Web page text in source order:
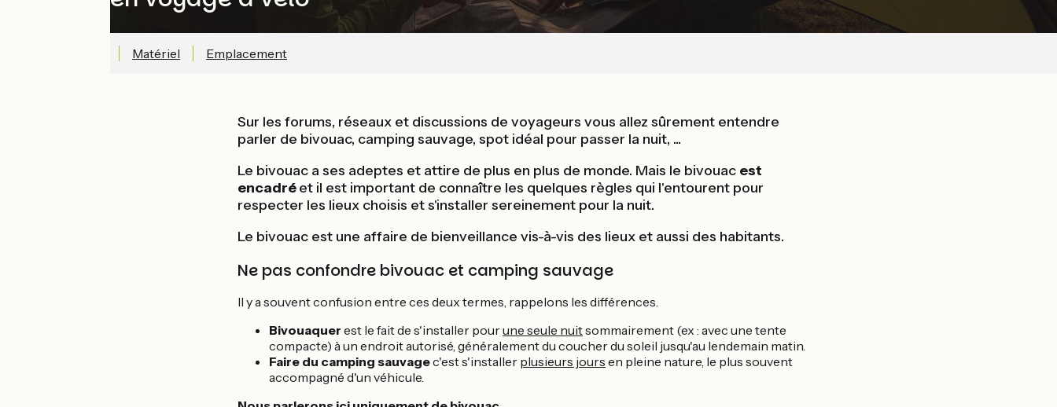
Matériel Emplacement
Sur les forums, réseaux et discussions de voyageurs vous allez sûrement entendre
parler de bivouac, camping sauvage, spot idéal pour passer la nuit, ...
Le bivouac a ses adeptes et attire de plus en plus de monde. Mais le bivouac est
encadréet il est important de connaître les quelques règles qui l'entourent pour
respecter les lieux choisis et s'installer sereinement pour la nuit.
Le bivouac est une affaire de bienveillance vis-à-vis des lieux et aussi des habitants.
Ne pas confondre bivouac et camping sauvage
Il y a souvent confusion entre ces deux termes, rappelons les différences.
Bivouaquer est le fait de s'installer pourune seule nuitsommairement (ex : avec une tente
compacte) à un endroit autorisé, généralement du coucher du soleil jusqu'au lendemain matin.
Faire du camping sauvagec'est s'installer plusieurs jours en pleine nature, le plus souvent
accompagné d'un véhicule.